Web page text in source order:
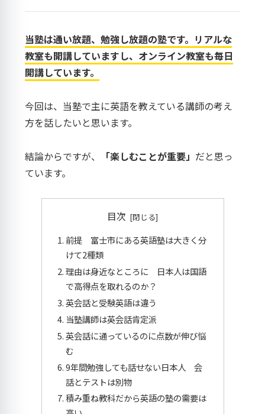
当塾は通い放題、勉強し放題の塾です。リアルな
教室も開講していますし、オンライン教室も毎日
開講しています。
今回は、当塾で主に英語を教えている講師の考え
方を話したいと思います。
結論からですが、 「楽しむことが重要」 だと思っ
ています。
目次
前提 富士市にある英語塾は大きく分
けて2種類
理由は身近なところに 日本人は国語
で高得点を取れるのか？
英会話と受験英語は違う
当塾講師は英会話肯定派
英会話に通っているのに点数が伸び悩
む
9年間勉強しても話せない日本人 会
話とテストは別物
積み重ね教科だから英語の塾の需要は